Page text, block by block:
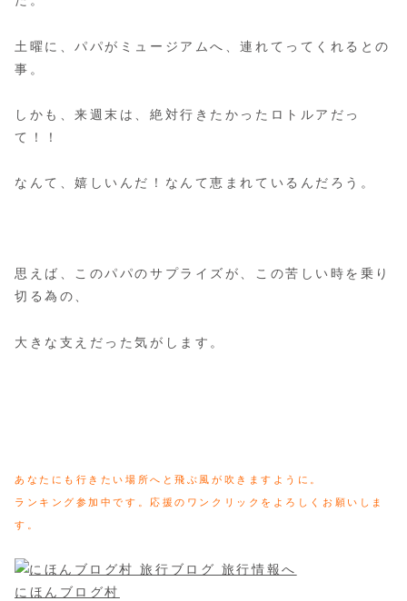
土曜に、パパがミュージアムへ、連れてってくれるとの
事。
しかも、来週末は、絶対行きたかったロトルアだっ
て！！
なんて、嬉しいんだ！なんて恵まれているんだろう。
思えば、このパパのサプライズが、この苦しい時を乗り
切る為の、
大きな支えだった気がします。
あなたにも行きたい場所へと飛ぶ風が吹きますように。
ランキング参加中です。応援のワンクリックをよろしくお願いしま
す。
にほんブログ村